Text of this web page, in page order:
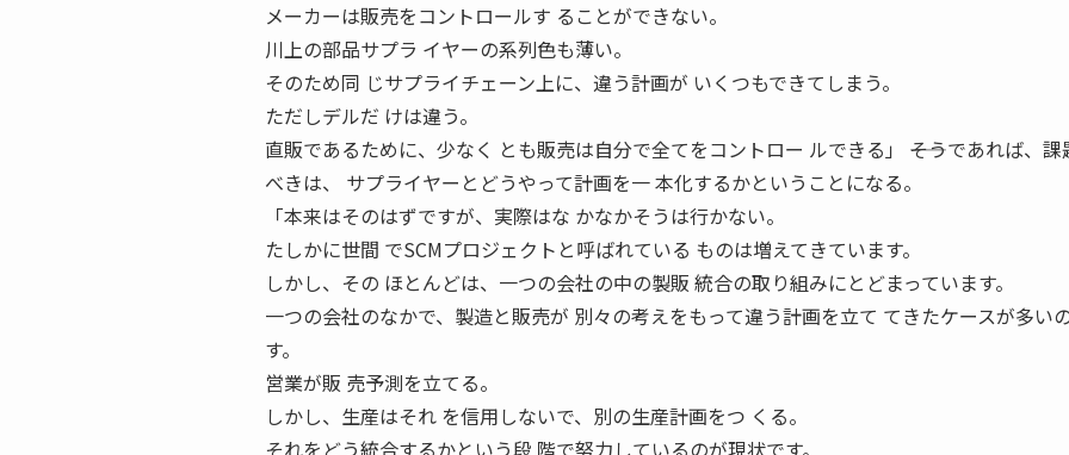
メーカーは販売をコントロールす ることができない。
川上の部品サプラ イヤーの系列色も薄い。
そのため同 じサプライチェーン上に、違う計画が いくつもできてしまう。
ただしデルだ けは違う。
直販であるために、少なく とも販売は自分で全てをコントロー ルできる」 ――そうであれば、課
べきは、 サプライヤーとどうやって計画を一 本化するかということになる。
「本来はそのはずですが、実際はな かなかそうは行かない。
たしかに世間 でSCMプロジェクトと呼ばれている ものは増えてきています。
しかし、その ほとんどは、一つの会社の中の製販 統合の取り組みにとどまっています。
一つの会社のなかで、製造と販売が 別々の考えをもって違う計画を立て てきたケースが多い
す。
営業が販 売予測を立てる。
しかし、生産はそれ を信用しないで、別の生産計画をつ くる。
それをどう統合するかという段 階で努力しているのが現状です。